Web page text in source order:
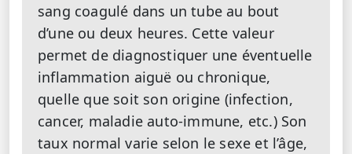
sang coagulé dans un tube au bout
d’une ou deux heures. Cette valeur
permet de diagnostiquer une éventuelle
inflammation aiguë ou chronique,
quelle que soit son origine (infection,
cancer, maladie auto-immune, etc.) Son
taux normal varie selon le sexe et l’âge,